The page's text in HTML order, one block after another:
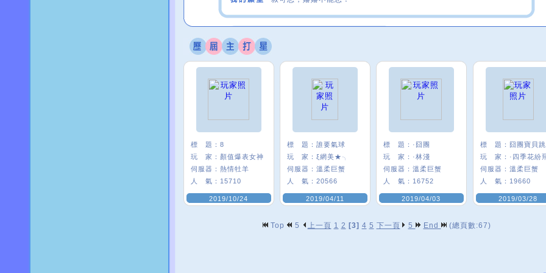
標 題： 8
玩 家： 顏值爆表女神
伺服器： 熱情牡羊
人 氣： 15710
2019/10/24
標 題： 誰要氣球
玩 家： ξ網美★╮
伺服器： 溫柔巨蟹
人 氣： 20566
2019/04/11
標 題： ·囧團
玩 家： ·林淺
伺服器： 溫柔巨蟹
人 氣： 16752
2019/04/03
標 題：
玩 家： ·四季花紛
伺服器： 溫柔巨蟹
人 氣： 19660
2019/03/28
Top 5 上一頁 1 2 [3] 4 5 下一頁 5 End (總頁數:67)